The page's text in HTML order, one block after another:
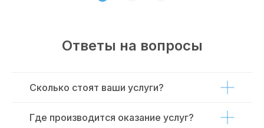
Ответы на вопросы
Сколько стоят ваши услуги?
Где производится оказание услуг?